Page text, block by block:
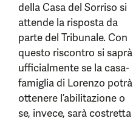
della Casa del Sorriso si
attende la risposta da
parte del Tribunale. Con
questo riscontro si saprà
ufficialmente se la casa-
famiglia di Lorenzo potrà
ottenere l’abilitazione o
se, invece, sarà costretta